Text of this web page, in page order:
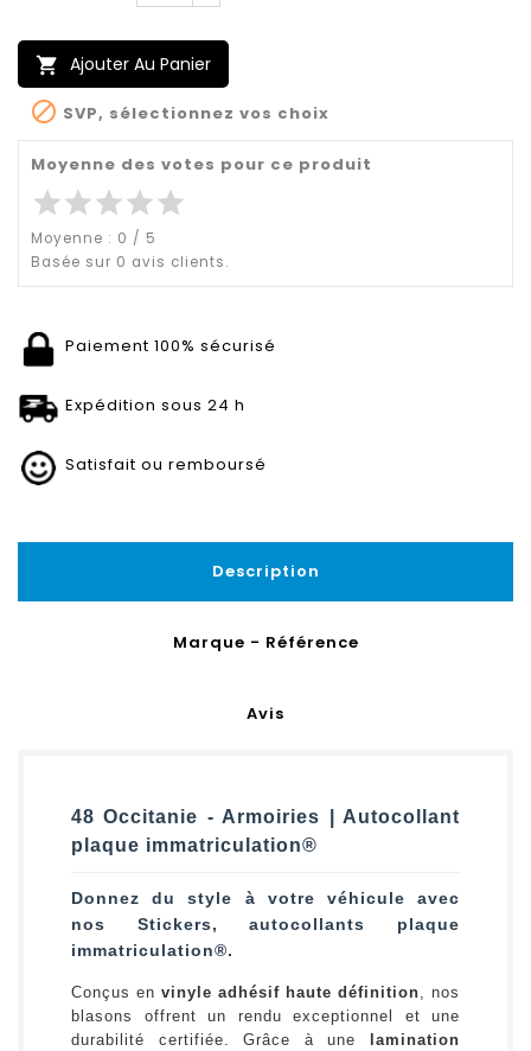
 Ajouter Au Panier
 SVP, sélectionnez vos choix
Moyenne des votes pour ce produit
starstarstarstarstar
Moyenne : 0 / 5
Basée sur 0 avis clients.
Paiement 100% sécurisé
Expédition sous 24 h
Satisfait ou remboursé
Description
Marque - Référence
Avis
48 Occitanie - Armoiries | Autocollant
plaque immatriculation®
Donnez du style à votre véhicule avec
nos Stickers, autocollants plaque
immatriculation®.
Conçus en vinyle adhésif haute définition, nos
blasons offrent un rendu exceptionnel et une
durabilité certifiée. Grâce à une
lamination